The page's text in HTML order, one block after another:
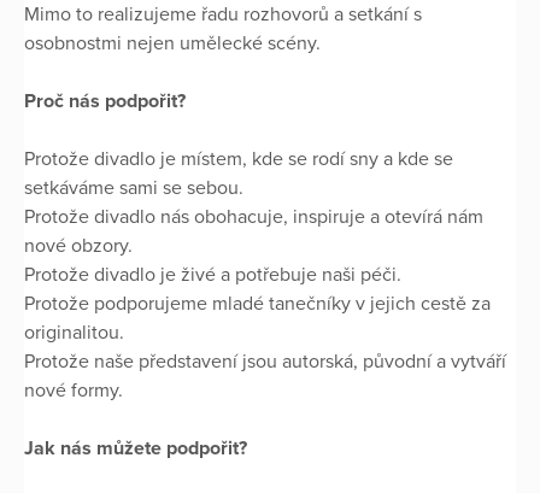
Mimo to realizujeme řadu rozhovorů a setkání s
osobnostmi nejen umělecké scény.
Proč nás podpořit?
Protože divadlo je místem, kde se rodí sny a kde se
setkáváme sami se sebou.
Protože divadlo nás obohacuje, inspiruje a otevírá nám
nové obzory.
Protože divadlo je živé a potřebuje naši péči.
Protože podporujeme mladé tanečníky v jejich cestě za
originalitou.
Protože naše představení jsou autorská, původní a vytváří
nové formy.
Jak nás můžete podpořit?